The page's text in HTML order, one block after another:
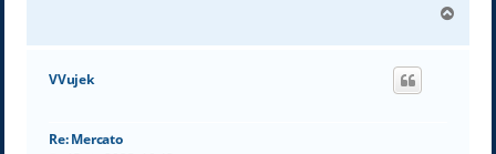
g
VVujek
Re: Mercato